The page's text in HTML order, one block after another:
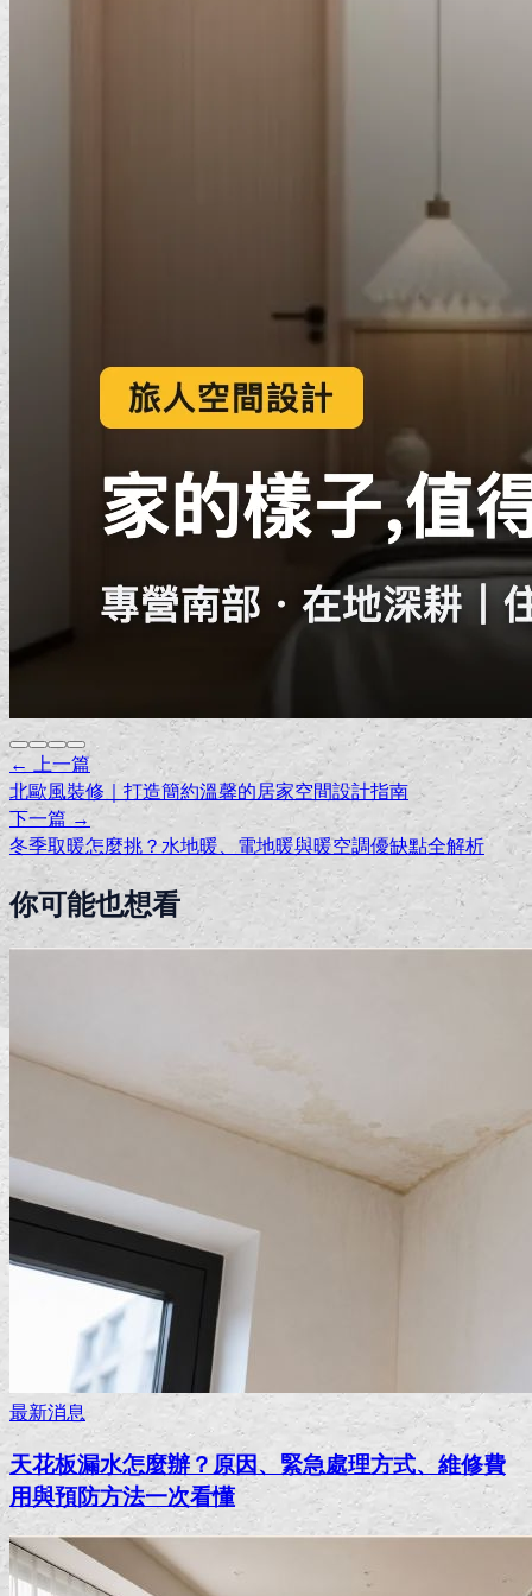
← 上一篇
北歐風裝修｜打造簡約溫馨的居家空間設計指南
下一篇 →
冬季取暖怎麼挑？水地暖、電地暖與暖空調優缺點全解析
你可能也想看
最新消息
天花板漏水怎麼辦？原因、緊急處理方式、維修費
用與預防方法一次看懂